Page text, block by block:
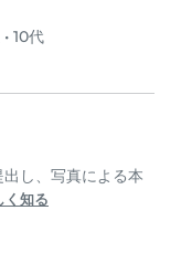
• 10代
し、写真による本
く知る